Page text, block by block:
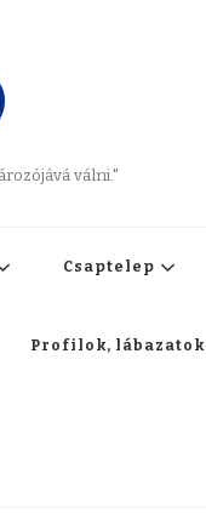
válni."
Csaptelep
Profilok, lábazatok